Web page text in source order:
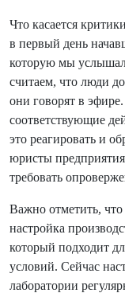
Что касается
в первый день
которую мы
считаем, что люди
они говорят в
соответствующие
это реагировать и
юристы
требовать
Важно отметить,
настройка
который подходит
условий. Сейчас
лаборатории